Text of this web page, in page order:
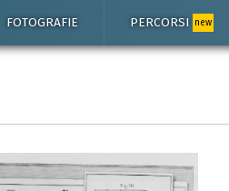
FOTOGRAFIE PERCORSI new